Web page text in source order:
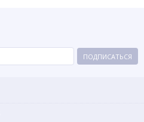
ПОДПИСАТЬСЯ